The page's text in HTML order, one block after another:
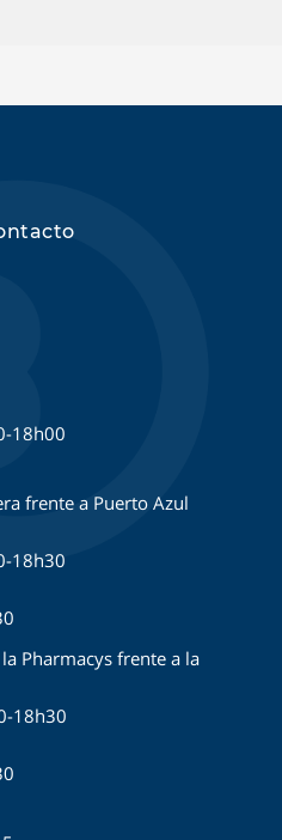
18h00
frente a Puerto Azul
18h30
Pharmacys frente a la
18h30